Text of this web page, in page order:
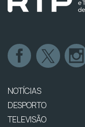
NOTÍCIAS
DESPORTO
TELEVISÃO